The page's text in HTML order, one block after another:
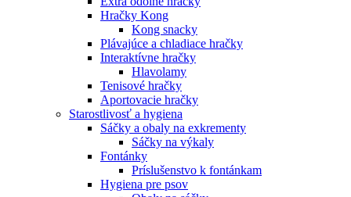
Hračky Kong
Kong snacky
Plávajúce a chladiace hračky
Interaktívne hračky
Hlavolamy
Tenisové hračky
Aportovacie hračky
Starostlivosť a hygiena
Sáčky a obaly na exkrementy
Sáčky na výkaly
Fontánky
Príslušenstvo k fontánkam
Hygiena pre psov